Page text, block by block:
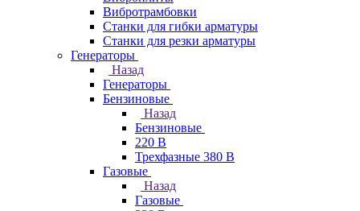
Вибротрамбовки
Станки для гибки арматуры
Станки для резки арматуры
Генераторы
Назад
Генераторы
Бензиновые
Назад
Бензиновые
220 В
Трехфазные 380 В
Газовые
Назад
Газовые